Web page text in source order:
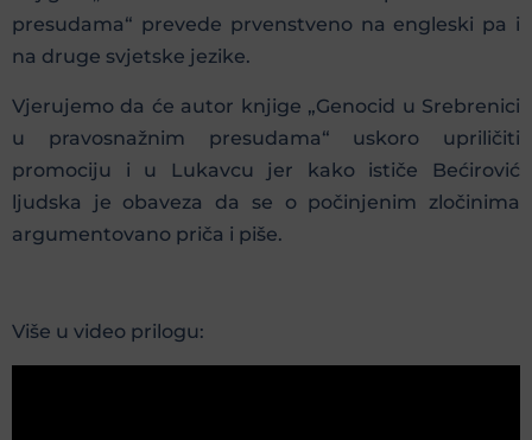
presudama“ prevede prvenstveno na engleski pa i
na druge svjetske jezike.
Vjerujemo da će autor knjige „Genocid u Srebrenici
u pravosnažnim presudama“ uskoro upriličiti
promociju i u Lukavcu jer kako ističe Bećirović
ljudska je obaveza da se o počinjenim zločinima
argumentovano priča i piše.
Više u video prilogu: